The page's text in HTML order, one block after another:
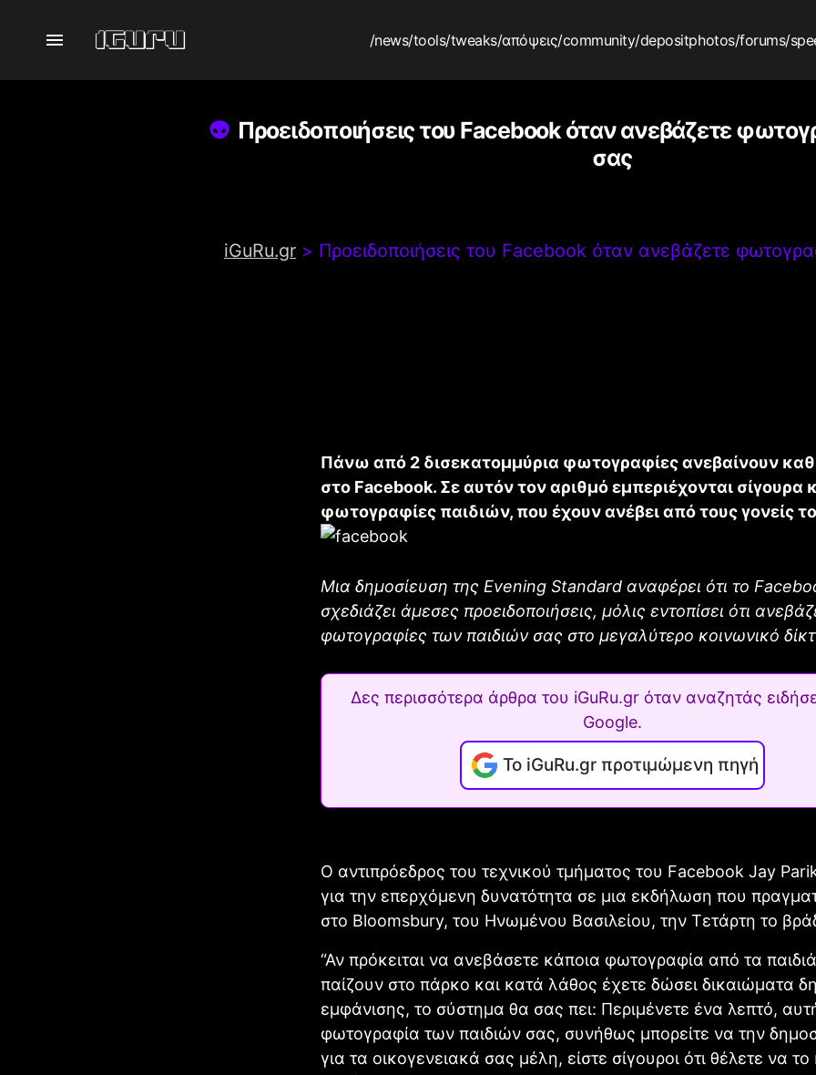
/news/tools/tweaks/απόψεις/community/depositphotos/forums/
Προειδοποιήσεις του Facebook όταν ανεβάζετε
σας
iGuRu.gr > Προειδοποιήσεις του Facebook όταν ανεβάζετε
Πάνω από 2 δισεκατομμύρια φωτογραφίες ανεβαίνουν
στο Facebook. Σε αυτόν τον αριθμό εμπεριέχονται σίγουρα
φωτογραφίες παιδιών, που έχουν ανέβει από τους γονείς
Μια δημοσίευση της Evening Standard αναφέρει ότι το
σχεδιάζει άμεσες προειδοποιήσεις, μόλις εντοπίσει ότι
φωτογραφίες των παιδιών σας στο μεγαλύτερο κοινωνικό
Δες περισσότερα άρθρα του iGuRu.gr όταν αναζητάς
Google.
Το iGuRu.gr προτιμώμενη πηγή
Ο αντιπρόεδρος του τεχνικού τμήματος του Facebοok Jay
για την επερχόμενη δυνατότητα σε μια εκδήλωση που
στο Bloomsbury, του Ηνωμένου Βασιλείου, την Τετάρτη το
“Αν πρόκειται να ανεβάσετε κάποια φωτογραφία από τα
παίζουν στο πάρκο και κατά λάθος έχετε δώσει δικαιώματα
εμφάνισης, το σύστημα θα σας πει: Περιμένετε ένα λεπτό,
φωτογραφία των παιδιών σας, συνήθως μπορείτε να την
για τα οικογενειακά σας μέλη, είστε σίγουροι ότι θέλετε να